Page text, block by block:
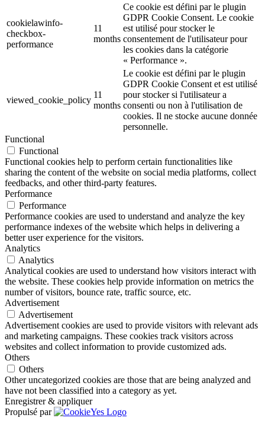
cookielawinfo-
checkbox-
performance
11
months
Ce cookie est défini par le plugin
GDPR Cookie Consent. Le cookie
est utilisé pour stocker le
consentement de l'utilisateur pour
les cookies dans la catégorie
« Performance ».
viewed_cookie_policy
11
months
Le cookie est défini par le plugin
GDPR Cookie Consent et est utilisé
pour stocker si l'utilisateur a
consenti ou non à l'utilisation de
cookies. Il ne stocke aucune donnée
personnelle.
Functional
Functional
Functional cookies help to perform certain functionalities like
sharing the content of the website on social media platforms, collect
feedbacks, and other third-party features.
Performance
Performance
Performance cookies are used to understand and analyze the key
performance indexes of the website which helps in delivering a
better user experience for the visitors.
Analytics
Analytics
Analytical cookies are used to understand how visitors interact with
the website. These cookies help provide information on metrics the
number of visitors, bounce rate, traffic source, etc.
Advertisement
Advertisement
Advertisement cookies are used to provide visitors with relevant ads
and marketing campaigns. These cookies track visitors across
websites and collect information to provide customized ads.
Others
Others
Other uncategorized cookies are those that are being analyzed and
have not been classified into a category as yet.
Enregistrer & appliquer
Propulsé par